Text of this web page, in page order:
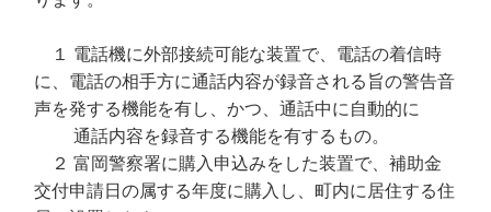
１ 電話機に外部接続可能な装置で、電話の着信時
に、電話の相手方に通話内容が録音される旨の警告音
声を発する機能を有し、かつ、通話中に自動的に
通話内容を録音する機能を有するもの。
２ 富岡警察署に購入申込みをした装置で、補助金
交付申請日の属する年度に購入し、町内に居住する住